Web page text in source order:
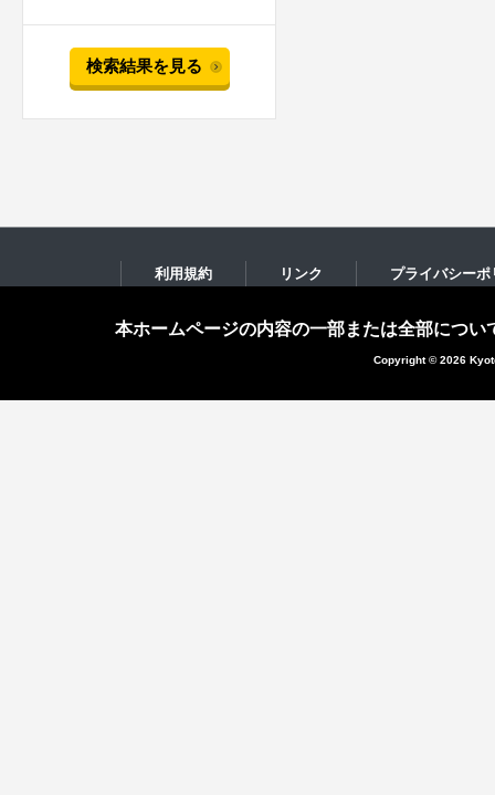
検索結果を見る
利用規約 リンク プライバシーポ
本ホームページの内容の一部または全部につ
Copyright © 2026